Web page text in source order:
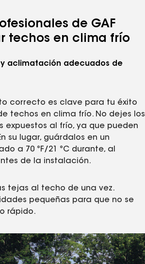
de GAF
techos en clima frío
aclimatación adecuados de
correcto es clave para tu éxito
techos en clima frío. No dejes los
expuestos al frío, ya que pueden
su lugar, guárdalos en un
a 70 °F/21 °C durante, al
de la instalación.
tejas al techo de una vez.
pequeñas para que no se
rápido.